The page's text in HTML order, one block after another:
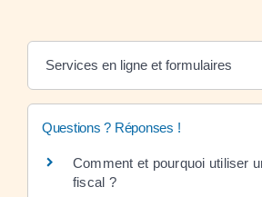
Services en ligne et formulaires
Questions ? Réponses !
Comment et pourquoi utiliser
fiscal ?